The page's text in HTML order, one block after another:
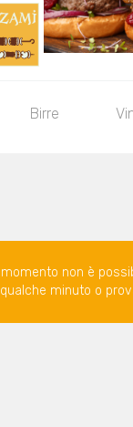
Birre
non è
minuto o